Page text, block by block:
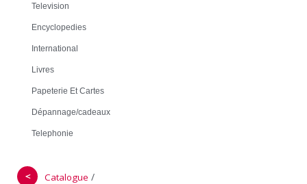
Television
Encyclopedies
International
Livres
Papeterie Et Cartes
Dépannage/cadeaux
Telephonie
＜ Catalogue /